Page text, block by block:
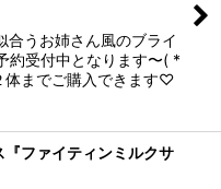
合うお姉さん風のブライ
約受付中となります〜( *
までご購入できます♡
ファイティンミルクサ